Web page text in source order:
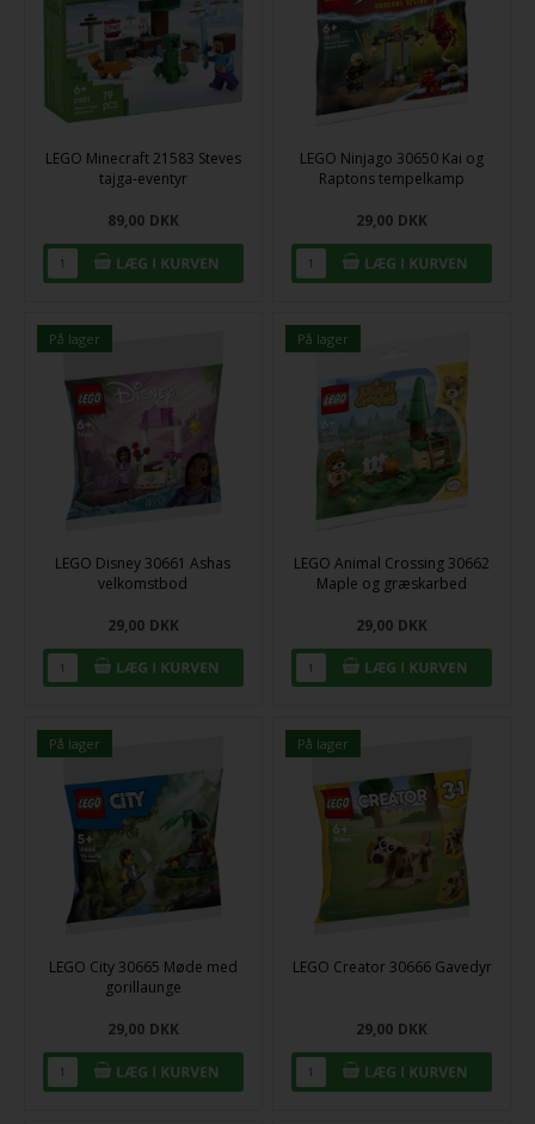
LEGO Minecraft 21583 Steves
tajga-eventyr
89,00 DKK
LEGO Ninjago 30650 Kai og
Raptons tempelkamp
29,00 DKK
På lager
LEGO Disney 30661 Ashas
velkomstbod
29,00 DKK
På lager
LEGO Animal Crossing 30662
Maple og græskarbed
29,00 DKK
På lager
LEGO City 30665 Møde med
gorillaunge
29,00 DKK
På lager
LEGO Creator 30666 Gavedyr
29,00 DKK